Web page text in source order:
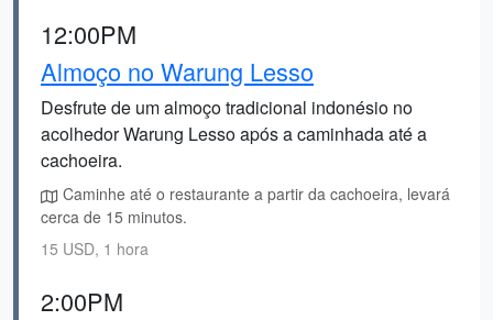
12:00PM
Almoço no Warung Lesso
Desfrute de um almoço tradicional indonésio no
acolhedor Warung Lesso após a caminhada até a
cachoeira.
Caminhe até o restaurante a partir da cachoeira, levará
cerca de 15 minutos.
15 USD, 1 hora
2:00PM